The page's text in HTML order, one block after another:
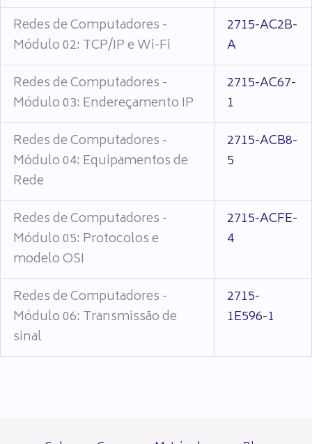
Redes de Computadores -
Módulo 02: TCP/IP e Wi-Fi
2715-AC2B-
A
Redes de Computadores -
Módulo 03: Endereçamento IP
2715-AC67-
1
Redes de Computadores -
Módulo 04: Equipamentos de
Rede
2715-ACB8-
5
Redes de Computadores -
Módulo 05: Protocolos e
modelo OSI
2715-ACFE-
4
Redes de Computadores -
Módulo 06: Transmissão de
sinal
2715-
1E596-1